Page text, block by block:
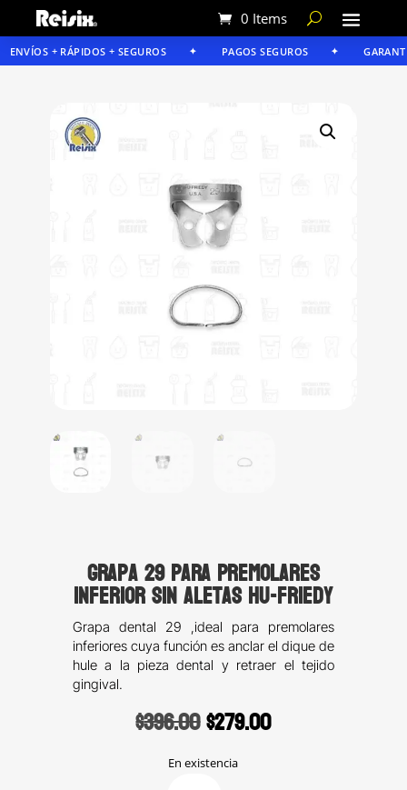
0 Items
ENVÍOS + RÁPIDOS + SEGUROS PAGOS SEGUROS
Grapa 29 Para Premolares
Inferior Sin Aletas Hu-Friedy
Grapa dental 29 ,ideal para premolares
inferiores cuya función es anclar el dique de
hule a la pieza dental y retraer el tejido
gingival.
$396.00Original
was:
$279.00Current
En existencia